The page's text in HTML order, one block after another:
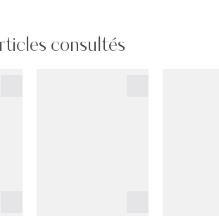
consultés